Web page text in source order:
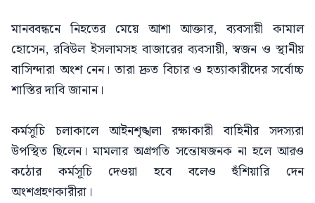
মানববন্ধনে নিহতের মেয়ে আশা আক্তার, ব্যবসায়ী কামাল
হোসেন, রবিউল ইসলামসহ বাজারের ব্যবসায়ী, স্বজন ও স্থানীয়
বাসিন্দারা অংশ নেন। তারা দ্রুত বিচার ও হত্যাকারীদের সর্বোচ্চ
শাস্তির দাবি জানান।
কর্মসূচি চলাকালে আইনশৃঙ্খলা রক্ষাকারী বাহিনীর সদস্যরা
উপস্থিত ছিলেন। মামলার অগ্রগতি সন্তোষজনক না হলে আরও
কঠোর কর্মসূচি দেওয়া হবে বলেও হুঁশিয়ারি দেন
অংশগ্রহণকারীরা।